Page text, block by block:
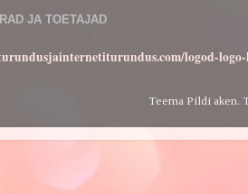
JA TOETAJAD
logod-
Teema Pildi aken.